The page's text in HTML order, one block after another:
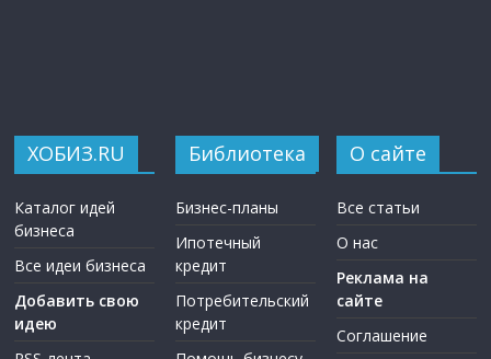
ХОБИЗ.RU
Каталог идей
бизнеса
Все идеи бизнеса
Добавить свою
идею
Библиотека
Бизнес-планы
Ипотечный
кредит
Потребительский
кредит
О сайте
Все статьи
О нас
Реклама на
сайте
Соглашение